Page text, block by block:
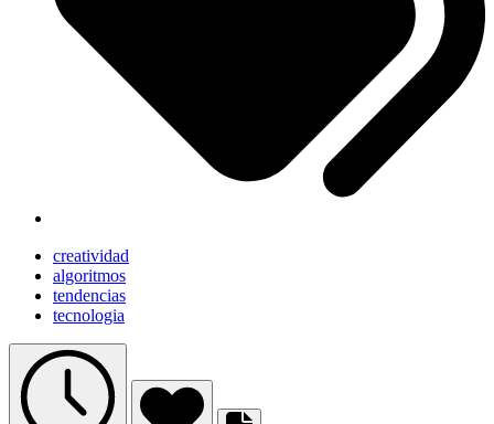
creatividad
algoritmos
tendencias
tecnologia